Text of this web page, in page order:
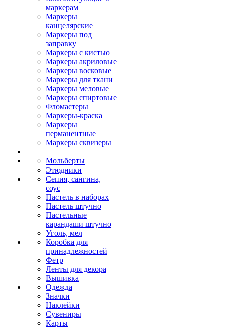
маркерам
Маркеры
канцелярские
Маркеры под
заправку
Маркеры с кистью
Маркеры акриловые
Маркеры восковые
Маркеры для ткани
Маркеры меловые
Маркеры спиртовые
Фломастеры
Маркеры-краска
Маркеры
перманентные
Маркеры сквизеры
Мольберты
Этюдники
Сепия, сангина,
соус
Пастель в наборах
Пастель штучно
Пастельные
карандаши штучно
Уголь, мел
Коробка для
принадлежностей
Фетр
Ленты для декора
Вышивка
Одежда
Значки
Наклейки
Сувениры
Карты